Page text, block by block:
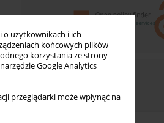
o użytkownikach i ich
końcowych plików
korzystania ze strony
Google Analytics
przeglądarki może wpłynąć na
Wpisz swój adres email